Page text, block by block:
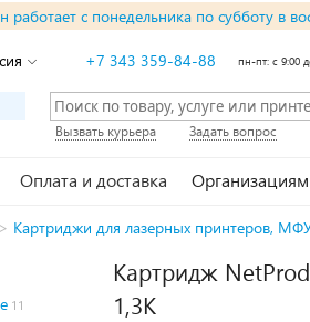
с понедельника по субботу в
+7 343 359-84-88 пн-пт: с 9:00
Вызвать курьера Задать вопрос
Оплата и доставка Организациям
> Картриджи для лазерных принтеров,
11
Картридж
1,3K